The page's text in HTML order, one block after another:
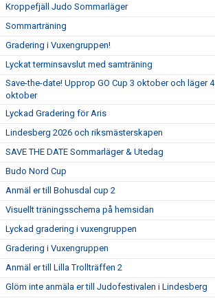
Kroppefjäll Judo Sommarläger
Sommarträning
Gradering i Vuxengruppen!
Lyckat terminsavslut med samträning
Save-the-date! Upprop GO Cup 3 oktober och läger 4
oktober
Lyckad Gradering för Aris
Lindesberg 2026 och riksmästerskapen
SAVE THE DATE Sommarläger & Utedag
Budo Nord Cup
Anmäl er till Bohusdal cup 2
Visuellt träningsschema på hemsidan
Lyckad gradering i vuxengruppen
Gradering i Vuxengruppen
Anmäl er till Lilla Trollträffen 2
Glöm inte anmäla er till Judofestivalen i Lindesberg